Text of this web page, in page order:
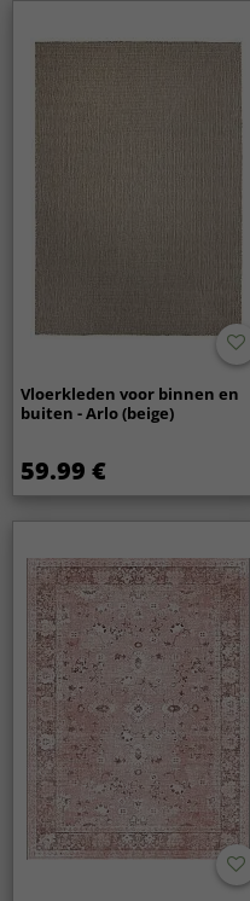
Vloerkleden voor binnen en
buiten - Arlo (beige)
59.99 €